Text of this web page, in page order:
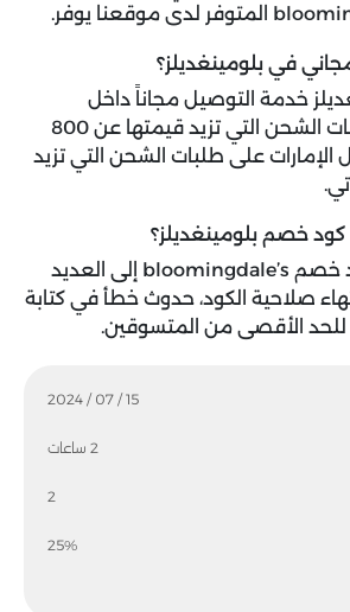
15 / 07 / 2024
2 ساعات
2
25%
في بلومينغديلز؟
خدمة التوصيل مجاناً داخل
السعودية على طلبات الشحن التي تزيد قيمتها عن 800
على طلبات الشحن التي تزيد
خصم بلومينغديلز؟
يرجع عدم عمل كود خصم bloomingdale’s إلى العديد
صلاحية الكود، حدوث خطأ في كتابة
للحد الأقصى من المتسوقين.